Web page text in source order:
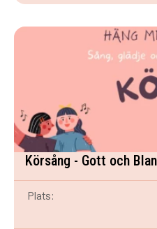
Körsång - Gott och
Plats: